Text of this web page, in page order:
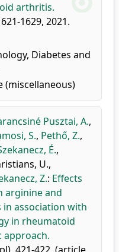
arthritis.
1629, 2021.
Diabetes and
(miscellaneous)
Pusztai, A.,
S., Pethő, Z.,
É.,
U.,
Z.: Effects
arginine and
association with
in rheumatoid
approach.